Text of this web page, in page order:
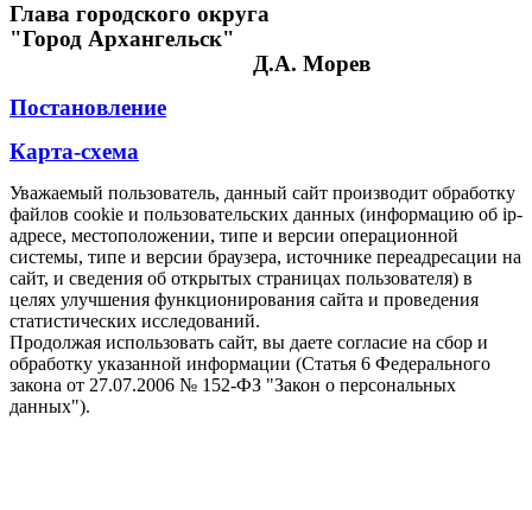
Глава городского округа
"Город Архангельск"
Д.А. Морев
Постановление
Карта-схема
Уважаемый пользователь, данный сайт производит обработку
файлов cookie и пользовательских данных (информацию об ip-
адресе, местоположении, типе и версии операционной
системы, типе и версии браузера, источнике переадресации на
сайт, и сведения об открытых страницах пользователя) в
целях улучшения функционирования сайта и проведения
статистических исследований.
Продолжая использовать сайт, вы даете согласие на сбор и
обработку указанной информации (Статья 6 Федерального
закона от 27.07.2006 № 152-ФЗ "Закон о персональных
данных").